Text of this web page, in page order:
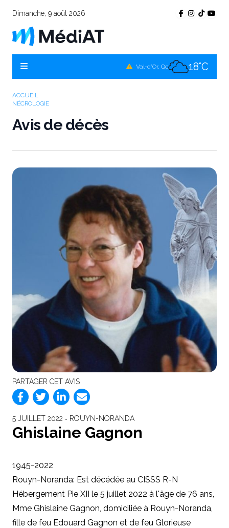
Dimanche, 9 août 2026
Val-d'Or, Qc 18°C
ACCUEIL
NÉCROLOGIE
Avis de décès
PARTAGER CET AVIS
5 JUILLET 2022 ‐ ROUYN-NORANDA
Ghislaine Gagnon
1945-2022
Rouyn-Noranda: Est décédée au CISSS R-N
Hébergement Pie XII le 5 juillet 2022 à l'âge de 76 ans,
Mme Ghislaine Gagnon, domiciliée à Rouyn-Noranda,
fille de feu Edouard Gagnon et de feu Glorieuse